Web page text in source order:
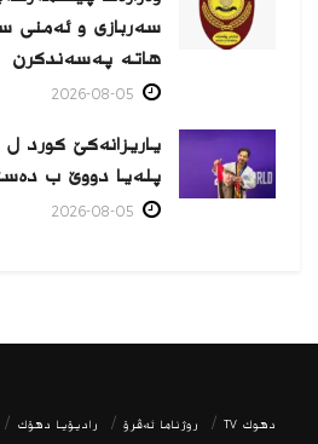
سەربازی و ئەمنی
هاتە پەسەندكرن
یاریزانەكێ کورد
پلەیا دووێ ب
دھوك TV روژناما ئەڤرۆ رادیۆیا دهۆك